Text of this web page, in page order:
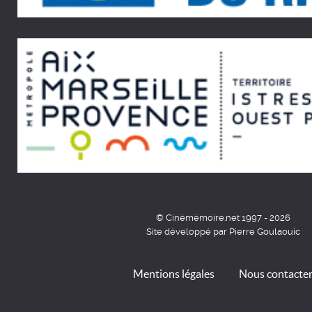
© Cinémémoire.net 1997 - 2026
Site développé par Pierre Goulaouic
Mentions légales Nous contacter